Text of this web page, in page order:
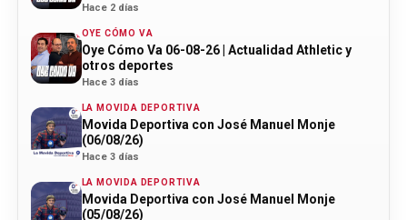
Hace 2 días
OYE CÓMO VA
Oye Cómo Va 06-08-26 | Actualidad Athletic y
otros deportes
Hace 3 días
LA MOVIDA DEPORTIVA
Movida Deportiva con José Manuel Monje
(06/08/26)
Hace 3 días
LA MOVIDA DEPORTIVA
Movida Deportiva con José Manuel Monje
(05/08/26)